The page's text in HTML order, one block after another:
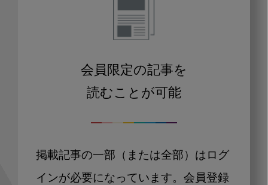
会員限定の記事を
読むことが可能
掲載記事の一部（または全部）はログ
インが必要になっています。会員登録